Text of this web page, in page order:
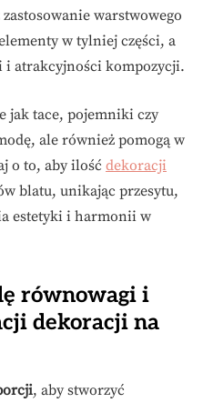
warstwowego
w tylniej części, a
i atrakcyjności kompozycji.
jak tace, pojemniki czy
ale również pomogą w
o to, aby ilość dekoracji
blatu, unikając przesytu,
estetyki i harmonii w
równowagi i
dekoracji na
, aby stworzyć